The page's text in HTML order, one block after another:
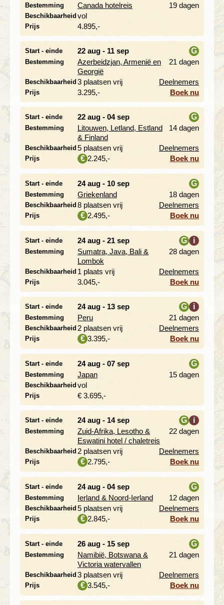
Bestemming Canada hotelreis 19 dagen
Beschikbaarheid vol
Prijs 4.895,-
Start - einde 22 aug - 11 sep
Bestemming
Azerbeidzjan, Armenië en
Georgië
G
21 dagen
Beschikbaarheid 3 plaatsen vrij Deelnemers
Prijs 3.295,- Boek nu
Start - einde 22 aug - 04 sep
Bestemming
Litouwen, Letland, Estland
& Finland
G
14 dagen
Beschikbaarheid 5 plaatsen vrij Deelnemers
Prijs € 2.245,- Boek nu
Start - einde 24 aug - 10 sep
Bestemming Griekenland
G
18 dagen
Beschikbaarheid 8 plaatsen vrij Deelnemers
Prijs € 2.495,- Boek nu
Start - einde 24 aug - 21 sep
Bestemming
Sumatra, Java, Bali &
Lombok
G
i
28 dagen
Beschikbaarheid 1 plaats vrij Deelnemers
Prijs 3.045,- Boek nu
Start - einde 24 aug - 13 sep
Bestemming Peru
G
i
21 dagen
Beschikbaarheid 2 plaatsen vrij Deelnemers
Prijs € 3.395,- Boek nu
Start - einde 24 aug - 07 sep
Bestemming Japan
G
15 dagen
Beschikbaarheid vol
Prijs € 3.695,-
Start - einde 24 aug - 14 sep
Bestemming
Zuid-Afrika, Lesotho &
Eswatini hotel / chaletreis
G
i
22 dagen
Beschikbaarheid 2 plaatsen vrij Deelnemers
Prijs € 2.795,- Boek nu
Start - einde 24 aug - 04 sep
Bestemming Ierland & Noord-Ierland
G
12 dagen
Beschikbaarheid 5 plaatsen vrij Deelnemers
Prijs € 2.845,- Boek nu
Start - einde 26 aug - 15 sep
Bestemming
Namibië, Botswana &
Victoria watervallen
G
21 dagen
Beschikbaarheid 3 plaatsen vrij Deelnemers
Prijs € 3.545,- Boek nu